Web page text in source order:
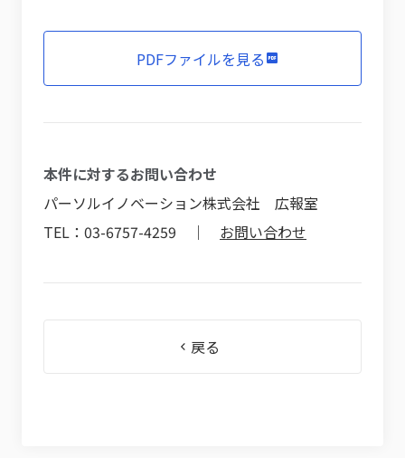
PDFファイルを見る
本件に対するお問い合わせ
パーソルイノベーション株式会社 広報室
TEL：03-6757-4259 ｜ お問い合わせ
戻る